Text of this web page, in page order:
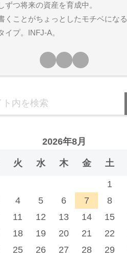
ずつ将来の資産を育成中。
くことがちょっとしたモチベになる
イプ。INFJ-A。
2026年8月
火 水 木 金 土
1
4 5 6 7 8
11 12 13 14 15
18 19 20 21 22
25 26 27 28 29